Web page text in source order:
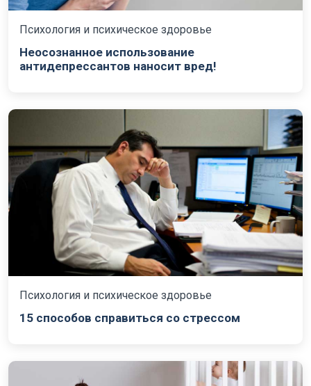
Психология и психическое здоровье
Неосознанное использование
антидепрессантов наносит вред!
Психология и психическое здоровье
15 способов справиться со стрессом